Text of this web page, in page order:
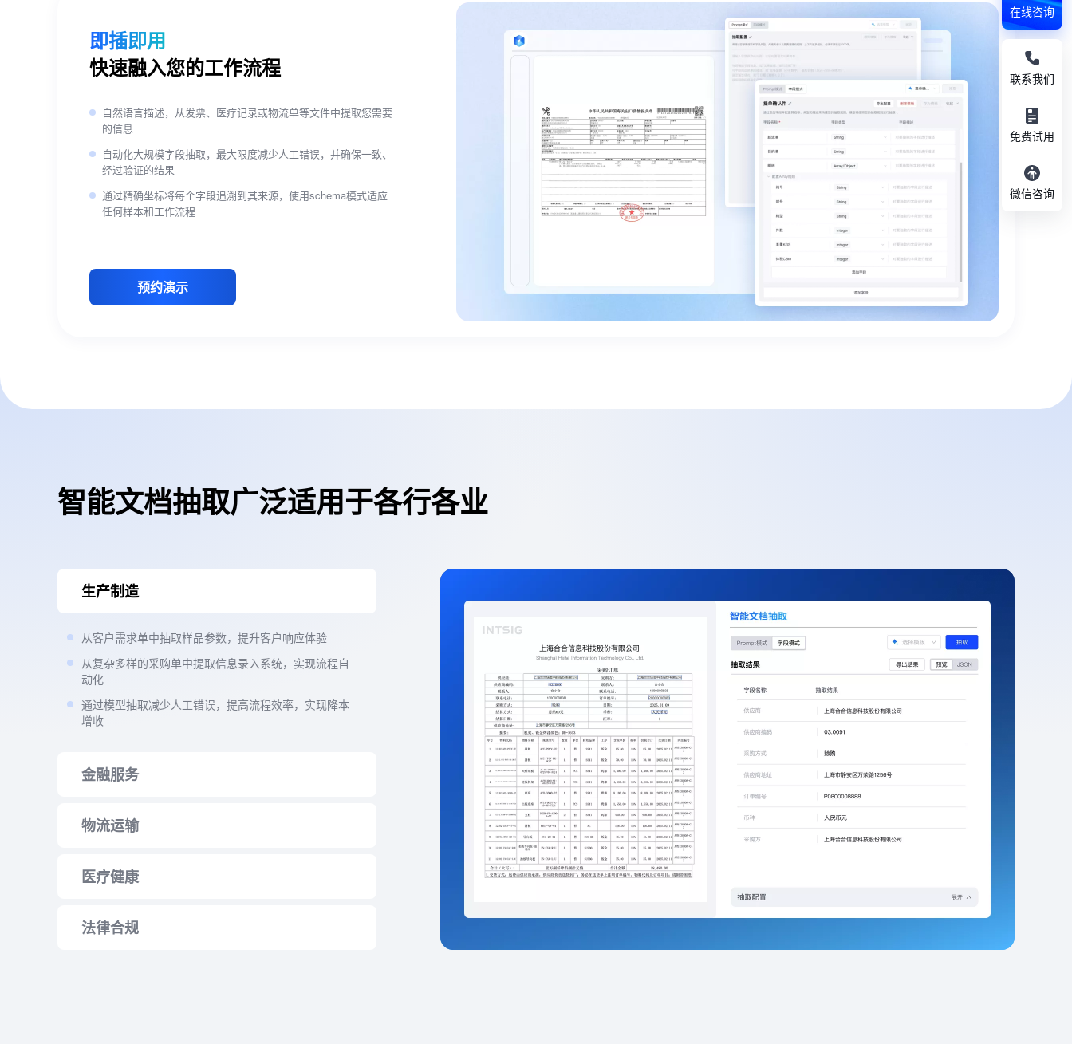
即插即用
快速融入您的工作流程
自然语言描述，从发票、医疗记录或物流单等文件中提取您需要
的信息
自动化大规模字段抽取，最大限度减少人工错误，并确保一致、
经过验证的结果
通过精确坐标将每个字段追溯到其来源，使用schema模式适应
任何样本和工作流程
预约演示
智能文档抽取广泛适用于各行各业
生产制造
从客户需求单中抽取样品参数，提升客户响应体验
从复杂多样的采购单中提取信息录入系统，实现流程自
动化
通过模型抽取减少人工错误，提高流程效率，实现降本
增收
金融服务
从复杂的财务报表、图表和政策文件准确提取数据
通过精确提取监管信息来简化合规流程
物流运输
通过准确提取提单和海关表格中的数据来加速货运处理
通过从清单和跟踪报告中获取详细信息来提高供应链的
可视性
医疗健康
通过准确捕获复杂医疗表格中的数据来简化患者报销
法律合规
在线咨询
联系我们
免费试用
微信咨询